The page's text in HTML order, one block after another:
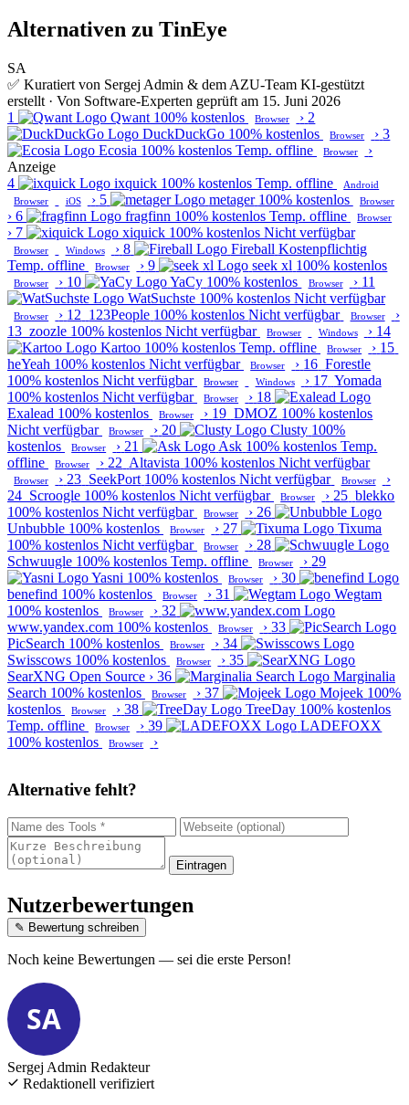
Alternativen zu TinEye
SA
✅ Kuratiert von Sergej Admin & dem AZU-Team KI-gestützt
erstellt · Von Software-Experten geprüft am 15. Juni 2026
1
Qwant 100% kostenlos Browser › 2
DuckDuckGo 100% kostenlos Browser › 3
Ecosia 100% kostenlos Temp. offline Browser
›
Anzeige
4
ixquick 100% kostenlos Temp. offline
Android
Browser
iOS › 5 metager 100% kostenlos Browser
› 6 fragfinn 100% kostenlos Temp. offline Browser
› 7 xiquick 100% kostenlos Nicht verfügbar
Browser Windows › 8 Fireball Kostenpflichtig
Temp. offline
Browser › 9 seek xl 100% kostenlos
Browser › 10 YaCy 100% kostenlos Browser › 11
WatSuchste 100% kostenlos Nicht verfügbar
Browser › 12 123People 100% kostenlosNicht verfügbar Browser
›
13 zoozle 100% kostenlos Nicht verfügbar Browser Windows › 14
Kartoo 100% kostenlos Temp. offline Browser › 15
heYeah 100% kostenlos Nicht verfügbar Browser › 16 Forestle
100% kostenlos Nicht verfügbar Browser Windows › 17 Yomada
100% kostenlos Nicht verfügbar Browser › 18
Exalead 100% kostenlos Browser › 19 DMOZ 100% kostenlos
Nicht verfügbar
Browser › 20 Clusty 100%
kostenlos
Browser › 21 Ask 100% kostenlosTemp.
offline
Browser › 22 Altavista 100% kostenlosNicht verfügbar
Browser › 23 SeekPort 100% kostenlosNicht verfügbar Browser
›
24 Scroogle 100% kostenlos Nicht verfügbar Browser › 25 blekko
100% kostenlos Nicht verfügbar Browser › 26
Unbubble 100% kostenlos Browser › 27
Tixuma
100% kostenlos Nicht verfügbar Browser › 28
Schwuugle 100% kostenlos Temp. offline Browser › 29
Yasni 100% kostenlos Browser › 30
benefind 100% kostenlos Browser › 31
Wegtam
100% kostenlos
Browser › 32
www.yandex.com 100% kostenlos Browser › 33
PicSearch 100% kostenlos Browser › 34
Swisscows 100% kostenlos Browser › 35
SearXNG Open Source › 36
Marginalia
Search 100% kostenlos Browser › 37 Mojeek 100%
kostenlos
Browser › 38 TreeDay 100% kostenlos
Temp. offline
Browser › 39
LADEFOXX
100% kostenlos
Browser ›
Alternative fehlt?
Eintragen
Nutzerbewertungen
✎ Bewertung schreiben
Noch keine Bewertungen — sei die erste Person!
SA
Sergej Admin Redakteur
Redaktionell verifiziert